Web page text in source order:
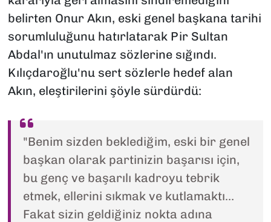
belirten Onur Akın, eski genel başkana tarihi
sorumluluğunu hatırlatarak Pir Sultan
Abdal'ın unutulmaz sözlerine sığındı.
Kılıçdaroğlu'nu sert sözlerle hedef alan
Akın, eleştirilerini şöyle sürdürdü:
"Benim sizden beklediğim, eski bir genel
başkan olarak partinizin başarısı için,
bu genç ve başarılı kadroyu tebrik
etmek, ellerini sıkmak ve kutlamaktı…
Fakat sizin geldiğiniz nokta adına